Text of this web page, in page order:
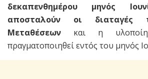
δεκαπενθημέρου μηνός
αποσταλούν οι διαταγές
Μεταθέσεων και η
πραγματοποιηθεί εντός του μηνός